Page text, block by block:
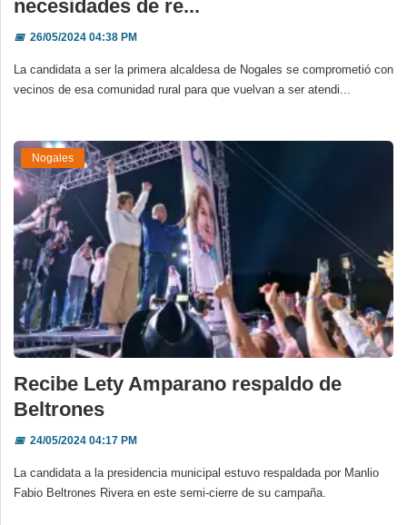
necesidades de re...
📅26/05/2024 04:38 PM
La candidata a ser la primera alcaldesa de Nogales se comprometió con
vecinos de esa comunidad rural para que vuelvan a ser atendi...
Nogales
Recibe Lety Amparano respaldo de
Beltrones
📅24/05/2024 04:17 PM
La candidata a la presidencia municipal estuvo respaldada por Manlio
Fabio Beltrones Rivera en este semi-cierre de su campaña.